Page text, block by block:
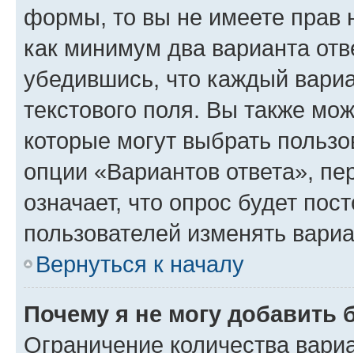
формы, то вы не имеете прав
как минимум два варианта
убедившись, что каждый
текстового поля. Вы также
которые могут выбрать
опции «Вариантов ответа»,
означает, что опрос будет
пользователей изменять
Вернуться к началу
Почему я не могу добавить
Ограничение количества